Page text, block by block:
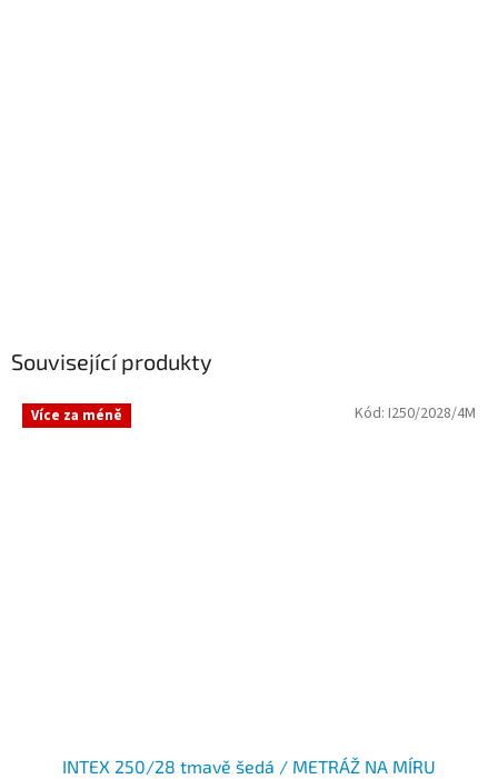
Související produkty
Více za méně
INTEX 250/28 tmavě šedá / METRÁŽ NA MÍRU
Kód: I250/2028/4M